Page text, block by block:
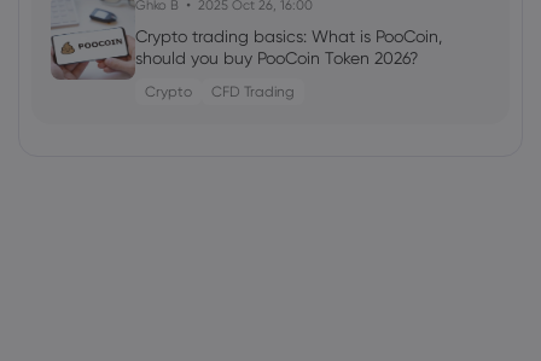
Ghko B 2025 Oct 26, 16:00
Crypto trading basics: What is PooCoin,
should you buy PooCoin Token 2026?
Crypto CFD Trading